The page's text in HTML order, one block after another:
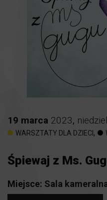
19 marca 2023,
WARSZTATY DLA DZIECI ,
Śpiewaj z Ms.
Miejsce: Sala